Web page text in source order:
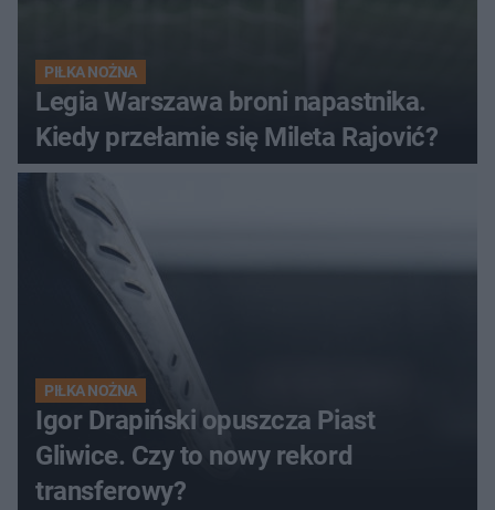
PIŁKA NOŻNA
Legia Warszawa broni napastnika.
Kiedy przełamie się Mileta Rajović?
PIŁKA NOŻNA
Igor Drapiński opuszcza Piast
Gliwice. Czy to nowy rekord
transferowy?